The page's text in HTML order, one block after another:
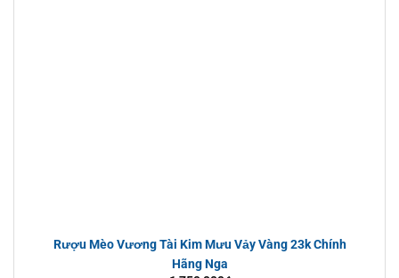
Rượu Mèo Vương Tài Kim Mưu Vảy Vàng 23k Chính
Hãng Nga